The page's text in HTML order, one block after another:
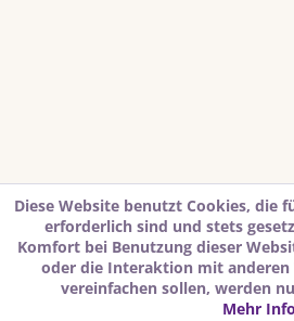
Diese Website benutzt Cookies, die
erforderlich sind und stets
Komfort bei Benutzung dieser
oder die Interaktion mit anderen
vereinfachen sollen, werden
Mehr